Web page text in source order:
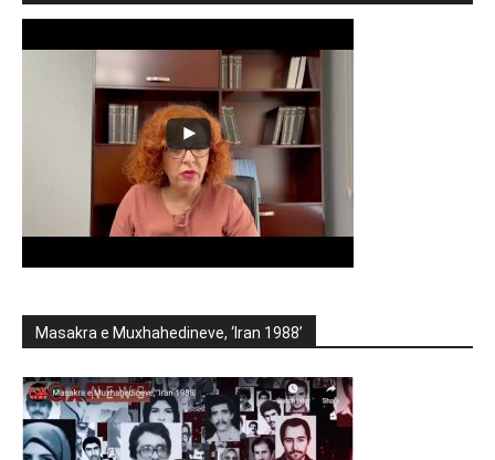
Masakra e Muxhahedineve, ‘Iran 1988’